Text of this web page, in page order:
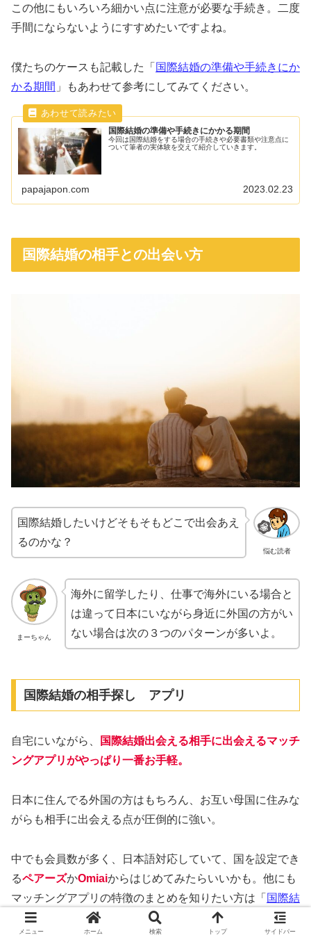
この他にもいろいろ細かい点に注意が必要な手続き。二度
手間にならないようにすすめたいですよね。
僕たちのケースも記載した「 国際結婚の準備や手続きにか
かる期間 」もあわせて参考にしてみてください。
国際結婚の準備や手続きにかかる期間
今回は国際結婚をする場合の手続きや必要書類や注意点に
ついて筆者の実体験を交えて紹介していきます。
papajapon.com 2023.02.23
国際結婚の相手との出会い方
悩む読者
国際結婚したいけどそもそもどこで出会あえ
るのかな？
まーちゃん
海外に留学したり、仕事で海外にいる場合と
は違って日本にいながら身近に外国の方がい
ない場合は次の３つのパターンが多いよ。
国際結婚の相手探し アプリ
自宅にいながら、
国際結婚出会える相手に出会えるマッチ
ングアプリがやっぱり一番お手軽。
日本に住んでる外国の方はもちろん、お互い母国に住みな
がらも相手に出会える点が圧倒的に強い。
中でも会員数が多く、日本語対応していて、国を設定でき
るペアーズかOmiaiからはじめてみたらいいかも。他にも
マッチングアプリの特徴のまとめを知りたい方は「 国際結
婚する相手に出会えるアプリ５選
」でいろんなアプリをチ
ェックしてみてください。
メニュー ホーム 検索 トップ サイドバー